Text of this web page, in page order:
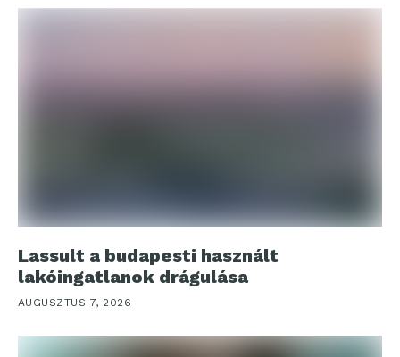
Lassult a budapesti használt
lakóingatlanok drágulása
AUGUSZTUS 7, 2026